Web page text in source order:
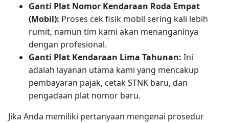
Ganti Plat Nomor Kendaraan Roda Empat
(Mobil): Proses cek fisik mobil sering kali lebih
rumit, namun tim kami akan menanganinya
dengan profesional.
Ganti Plat Kendaraan Lima Tahunan: Ini
adalah layanan utama kami yang mencakup
pembayaran pajak, cetak STNK baru, dan
pengadaan plat nomor baru.
Jika Anda memiliki pertanyaan mengenai prosedur